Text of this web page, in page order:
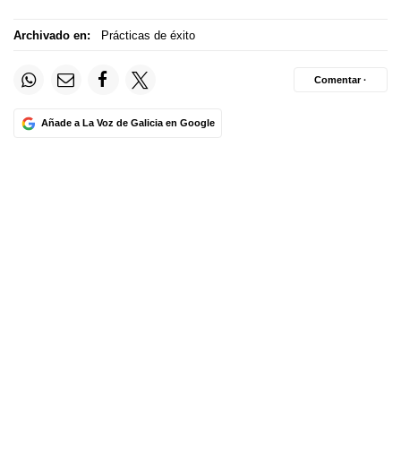
Archivado en: Prácticas de éxito
Añade a La Voz de Galicia en Google
Comentar ·